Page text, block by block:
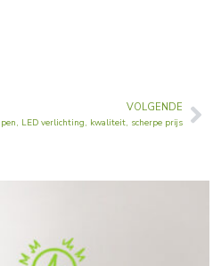
VOLGENDE
LED verlichting, kwaliteit, scherpe prijs